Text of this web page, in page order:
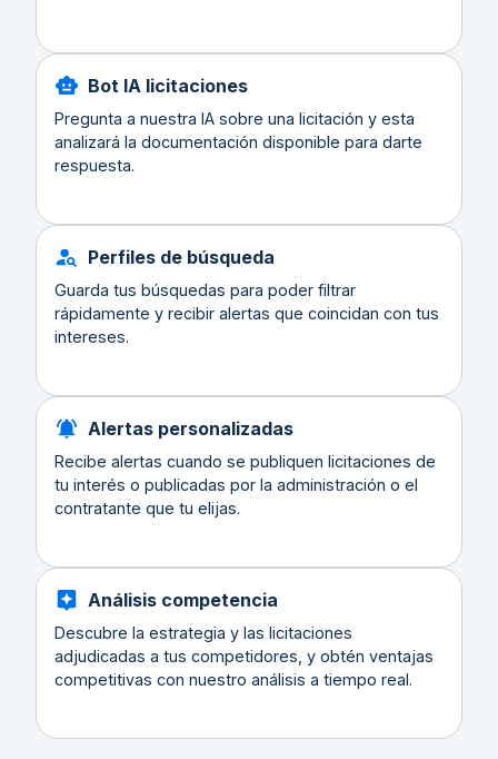
Bot IA licitaciones
Pregunta a nuestra IA sobre una licitación y esta
analizará la documentación disponible para darte
respuesta.
Perfiles de búsqueda
Guarda tus búsquedas para poder filtrar
rápidamente y recibir alertas que coincidan con tus
intereses.
Alertas personalizadas
Recibe alertas cuando se publiquen licitaciones de
tu interés o publicadas por la administración o el
contratante que tu elijas.
Análisis competencia
Descubre la estrategia y las licitaciones
adjudicadas a tus competidores, y obtén ventajas
competitivas con nuestro análisis a tiempo real.